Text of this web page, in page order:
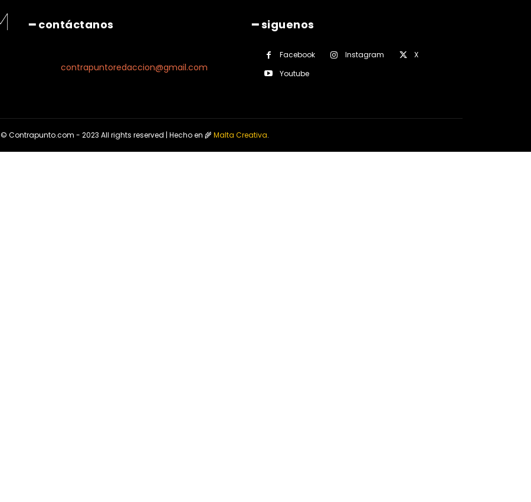
━ contáctanos
contrapuntoredaccion@gmail.com
━ siguenos
Facebook Instagram
X
Youtube
© Contrapunto.com - 2023 All rights reserved | Hecho en 🌾Malta Creativa.